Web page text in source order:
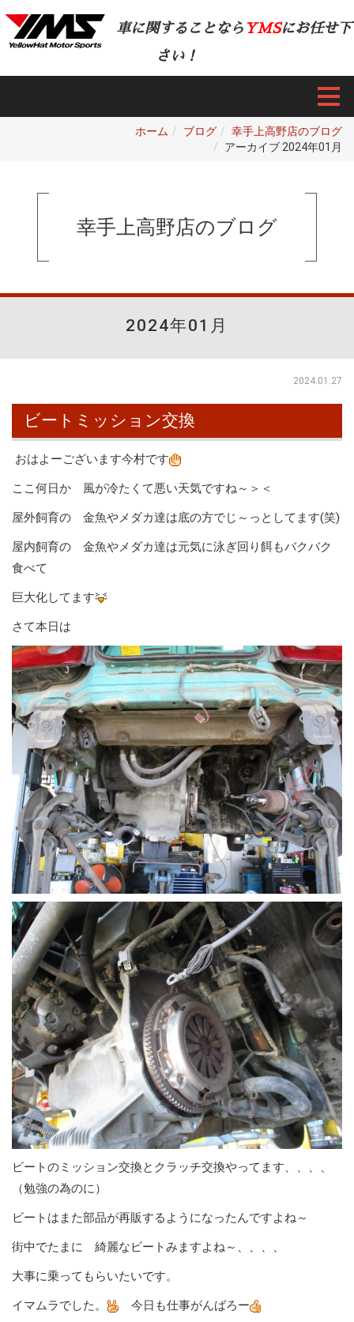
車に関することなら YMSにお任せ下
さい！
ホーム ブログ
幸手上高野店のブログ
アーカイブ 2024年01月
幸手上高野店のブログ
2024年01月
2024.01.27
ビートミッション交換
おはよーございます今村です
ここ何日か 風が冷たくて悪い天気ですね～＞＜
屋外飼育の 金魚やメダカ達は底の方でじ～っとしてます(笑)
屋内飼育の 金魚やメダカ達は元気に泳ぎ回り餌もバクバク
食べて
巨大化してます
さて本日は
ビートのミッション交換とクラッチ交換やってます、、、、
（勉強の為のに）
ビートはまた部品が再販するようになったんですよね～
街中でたまに 綺麗なビートみますよね～、、、、
大事に乗ってもらいたいです。
イマムラでした。 今日も仕事がんばろー